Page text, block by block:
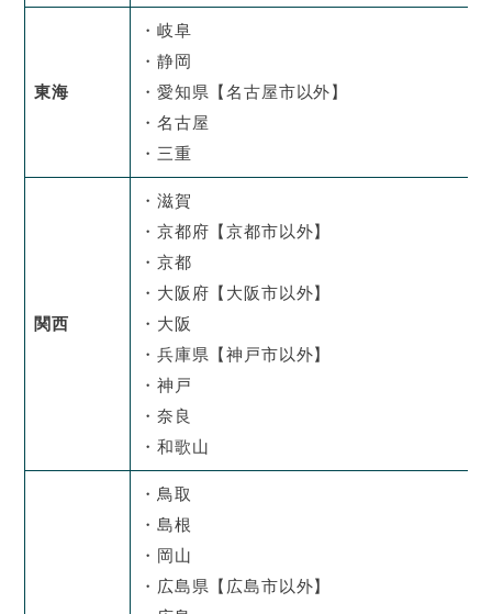
東海
・岐阜
・静岡
・愛知県【名古屋市以外】
・名古屋
・三重
関西
・滋賀
・京都府【京都市以外】
・京都
・大阪府【大阪市以外】
・大阪
・兵庫県【神戸市以外】
・神戸
・奈良
・和歌山
・鳥取
・島根
・岡山
・広島県【広島市以外】